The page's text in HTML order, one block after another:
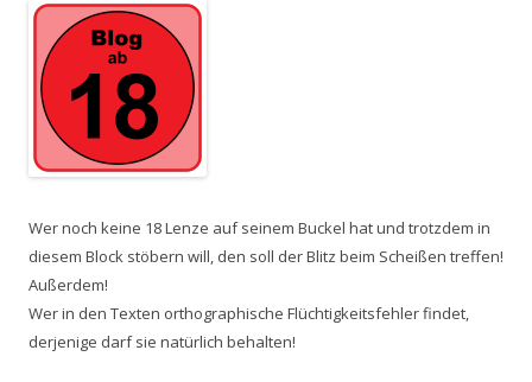
Wer noch keine 18 Lenze auf seinem Buckel hat und trotzdem in
diesem Block stöbern will, den soll der Blitz beim Scheißen treffen!
Außerdem!
Wer in den Texten orthographische Flüchtigkeitsfehler findet,
derjenige darf sie natürlich behalten!